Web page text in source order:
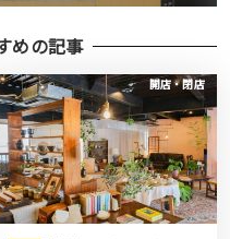
めの記事
開店・閉店